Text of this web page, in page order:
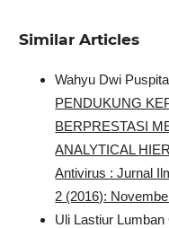
Similar Articles
Wahyu Dwi
PENDUKUNG
BERPRESTASI
ANALYTICAL
Antivirus : Jurnal
2 (2016):
Uli Lastiur